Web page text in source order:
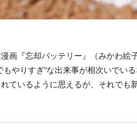
画『忘却バッテリー』（みかわ絵
やりすぎ”な出来事が相次いでいる
ているように思えるが、それでも